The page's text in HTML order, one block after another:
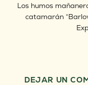
Los humos
catamarán
DEJAR UN